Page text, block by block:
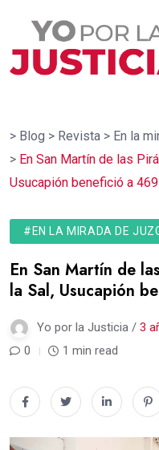
> Blog > Revista > En la
> En San Martín de las
Usucapión benefició a
#EN LA MIRADA DE
En San Martín de
la Sal, Usucapión
Yo por la Justicia / 3
0
1 min read